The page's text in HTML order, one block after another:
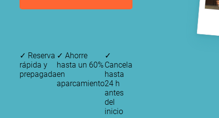
✓ Reserva
rápida y
prepagada
✓ Ahorre
hasta un 60%
en
aparcamiento
✓
Cancela
hasta
24 h
antes
del
inicio